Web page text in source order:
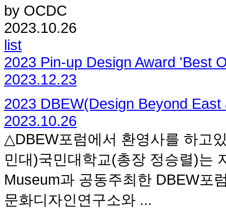
by OCDC
2023.10.26
list
2023 Pin-up Design Award 'Best
2023.12.23
2023 DBEW(Design Beyond East
2023.10.26
△DBEW포럼에서 환영사를 하고
민대)국민대학교(총장 정승렬)는
Museum과 공동주최한 DBEW포
문화디자인연구소와 ...